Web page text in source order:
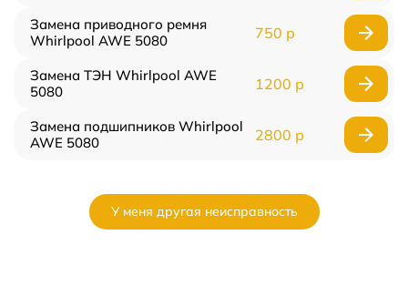
Замена приводного ремня
Whirlpool AWE 5080
750 р
Замена ТЭН Whirlpool AWE
5080
1200 р
Замена подшипников Whirlpool
AWE 5080
2800 р
У меня другая неисправность